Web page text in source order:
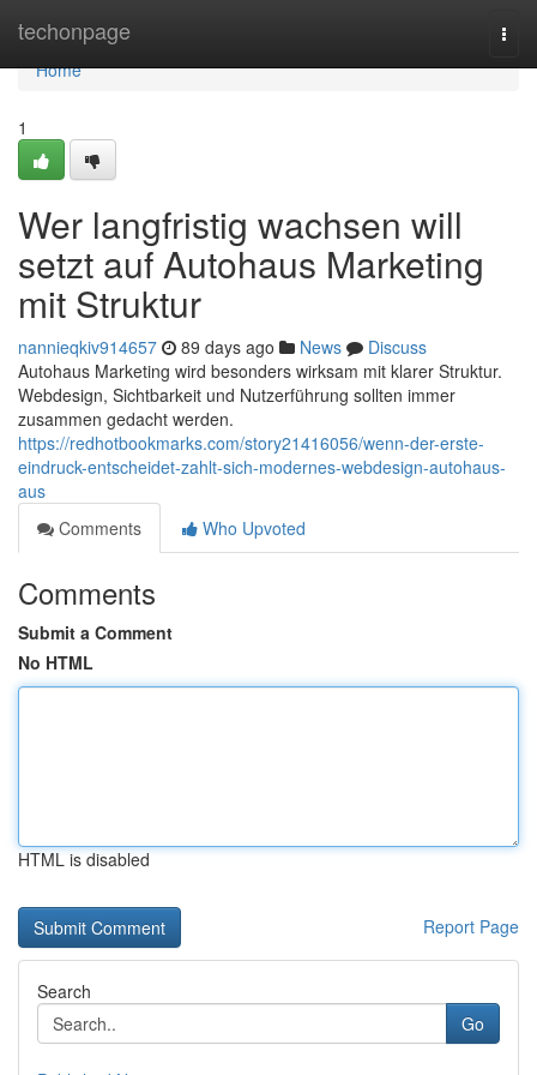
techonpage
Home
Home
1
Wer langfristig wachsen will
setzt auf Autohaus Marketing
mit Struktur
nannieqkiv914657 89 days ago News
Discuss
Autohaus Marketing wird besonders wirksam mit klarer Struktur.
Webdesign, Sichtbarkeit und Nutzerführung sollten immer
zusammen gedacht werden.
https://redhotbookmarks.com/story21416056/wenn-der-erste-
eindruck-entscheidet-zahlt-sich-modernes-webdesign-autohaus-
aus
Comments
Who Upvoted
Comments
Submit a Comment
No HTML
HTML is disabled
Report Page
Search
Go